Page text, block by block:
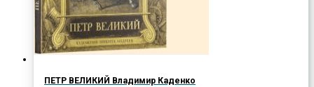
ПЕТР ВЕЛИКИЙ Владимир Каденко